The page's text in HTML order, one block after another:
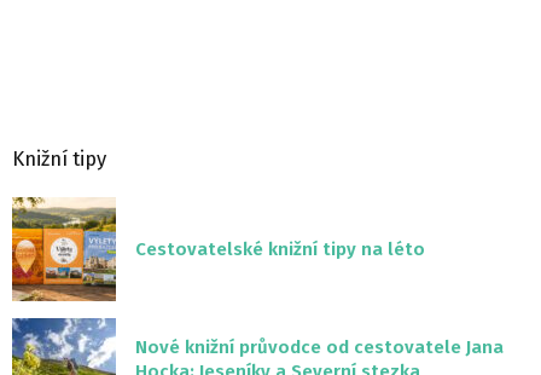
Knižní tipy
Cestovatelské knižní tipy na léto
Nové knižní průvodce od cestovatele Jana